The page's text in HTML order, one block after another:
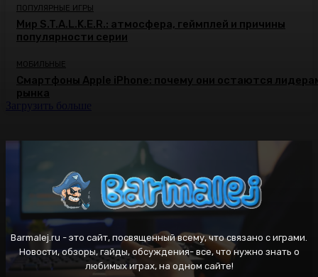
ПОПУЛЯРНЫЕ ИГРЫ
Мир S.T.A.L.K.E.R.: атмосфера, геймплей и причины
популярности серии
МОБИЛЬНЫЕ
Смартфоны Apple iPhone: почему они остаются
рынка
Загрузить больше
Barmalej.ru - это сайт, посвященный всему, что связано с играми.
Новости, обзоры, гайды, обсуждения- все, что нужно знать о
любимых играх, на одном сайте!